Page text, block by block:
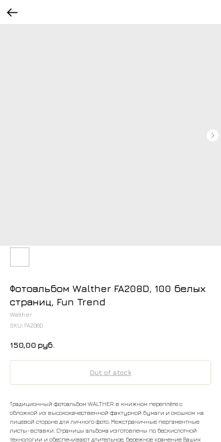
Фотоальбом Walther FA208D, 100 белых
страниц, Fun Trend
Walther
SKU: FA208D
150,00 руб.
Out of stock
Традиционный фотоальбом WALTHER в книжном переплёте с
обложкой из высококачественной фактурной бумаги и окошком на
лицевой стороне для личного фото. Межстраничные пергаментные
листы-вставки. Страницы альбома изготовлены по бескислотной
технологии и обеспечивают длительное, бережное хранение Ваших